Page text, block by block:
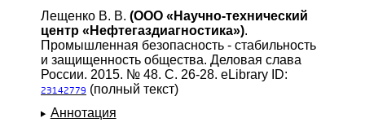
Лещенко В. В. (ООО «Научно-технический
центр «Нефтегаздиагностика»).
Промышленная безопасность - стабильность
и защищенность общества. Деловая слава
России. 2015. № 48. С. 26-28. eLibrary ID:
23142779 (полный текст)
Аннотация